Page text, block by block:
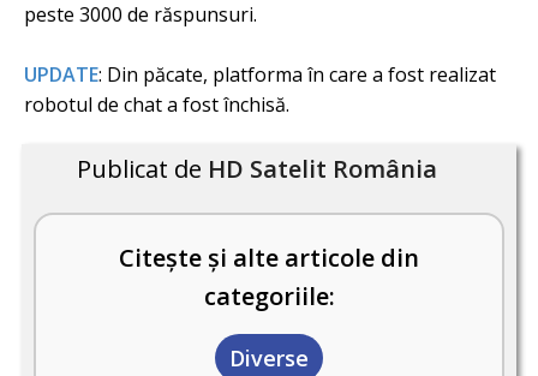
peste 3000 de răspunsuri.
UPDATE: Din păcate, platforma în care a fost realizat
robotul de chat a fost închisă.
Publicat de HD Satelit România
Citește și alte articole din
categoriile:
Diverse